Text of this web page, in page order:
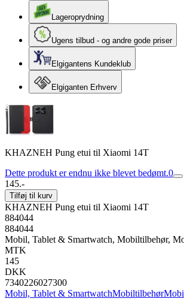
Lageroprydning
Ugens tilbud - og andre gode priser
Elgigantens Kundeklub
Elgiganten Erhverv
KHAZNEH Pung etui til Xiaomi 14T
Dette produkt er endnu ikke blevet bedømt.0
145.-
Tilføj til kurv
KHAZNEH Pung etui til Xiaomi 14T
884044
884044
Mobil, Tablet & Smartwatch, Mobiltilbehør,
MTK
145
DKK
7340226027300
Mobil, Tablet & SmartwatchMobiltilbehør